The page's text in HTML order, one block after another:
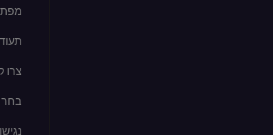
צרו